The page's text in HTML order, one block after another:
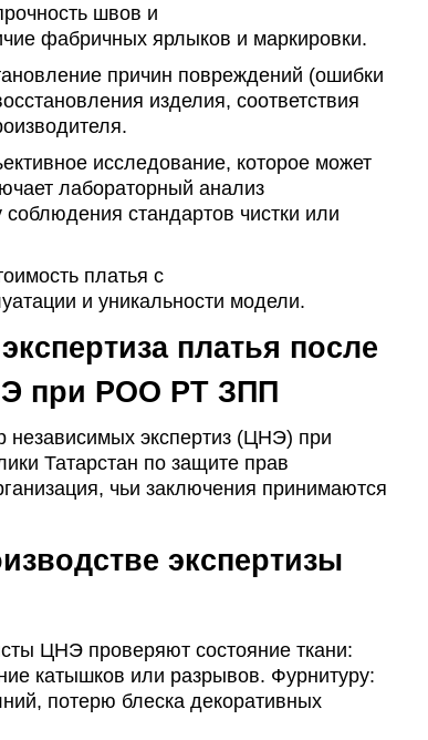
швов и
фабричных ярлыков и маркировки.
причин повреждений (ошибки
изделия, соответствия
исследование, которое может
лабораторный анализ
соблюдения стандартов чистки или
платья с
и уникальности модели.
платья после
при РОО РТ ЗПП
независимых экспертиз (ЦНЭ) при
Татарстан по защите прав
чьи заключения принимаются
экспертизы
ЦНЭ проверяют состояние ткани:
катышков или разрывов. Фурнитуру:
потерю блеска декоративных